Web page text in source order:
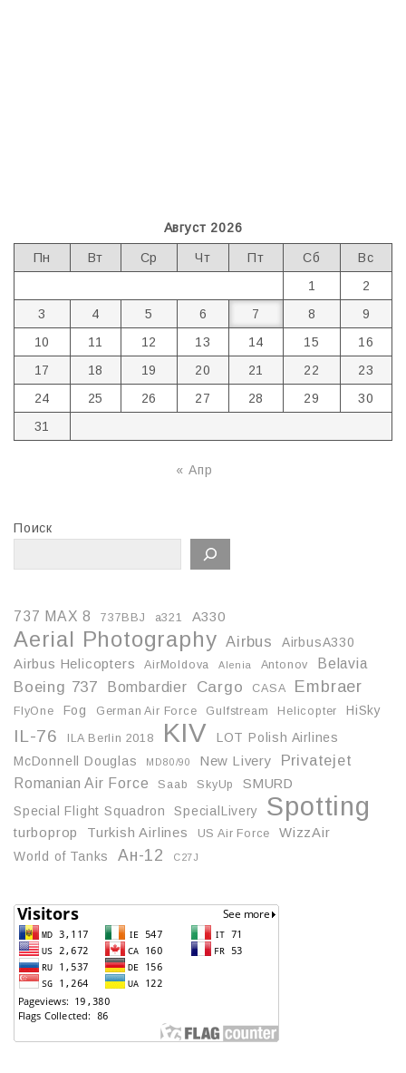
Август 2026
Пн Вт Ср Чт Пт Сб
Вс
1
2
3
4 5 6 7 8
9
10
11 12 13 14 15
16
17
18 19 20 21 22
23
24
25 26 27 28 29
30
31
« Апр
Поиск
737 MAX 8 737BBJ a321 A330
Aerial Photography Airbus
AirbusA330
Airbus Helicopters
AirMoldova Alenia Antonov Belavia
Boeing 737 Bombardier Cargo CASA Embraer
FlyOne Fog German Air Force Gulfstream Helicopter HiSky
IL-76 ILA Berlin 2018 KIV
LOT Polish Airlines
McDonnell Douglas
MD80/90 New Livery Privatejet
Romanian Air Force Saab SkyUp
SMURD
Special Flight Squadron
SpecialLivery Spotting
turboprop Turkish Airlines US Air Force
WizzAir
World of Tanks
Ан-12 С27J